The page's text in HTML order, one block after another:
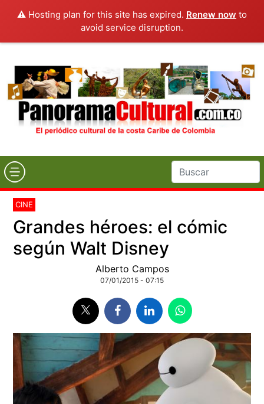
⚠️ Hosting plan for this site has expired. Renew now to
avoid service disruption.
CINE
Grandes héroes: el cómic
según Walt Disney
Alberto Campos
07/01/2015 - 07:15